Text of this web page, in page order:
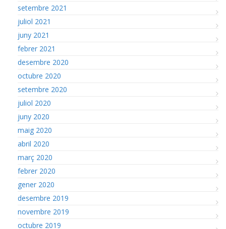
setembre 2021
juliol 2021
juny 2021
febrer 2021
desembre 2020
octubre 2020
setembre 2020
juliol 2020
juny 2020
maig 2020
abril 2020
març 2020
febrer 2020
gener 2020
desembre 2019
novembre 2019
octubre 2019